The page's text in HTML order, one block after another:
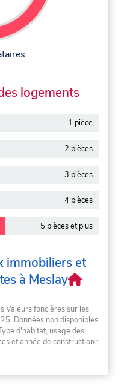
logements
1 pièce
2 pièces
3 pièces
4 pièces
5 pièces et plus
immobiliers et
à Meslay
Valeurs foncières sur les
Données non disponibles
d'habitat, usage des
et année de construction :